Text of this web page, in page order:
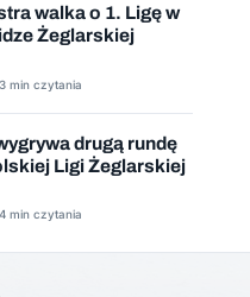
walka o 1. Ligę w
Żeglarskiej
3 min czytania
drugą rundę
Ligi Żeglarskiej
4 min czytania